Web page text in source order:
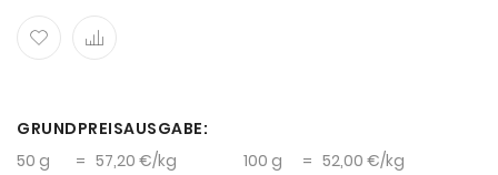
GRUNDPREISAUSGABE:
50 g
= 57,20 €/kg 100 g = 52,00 €/kg